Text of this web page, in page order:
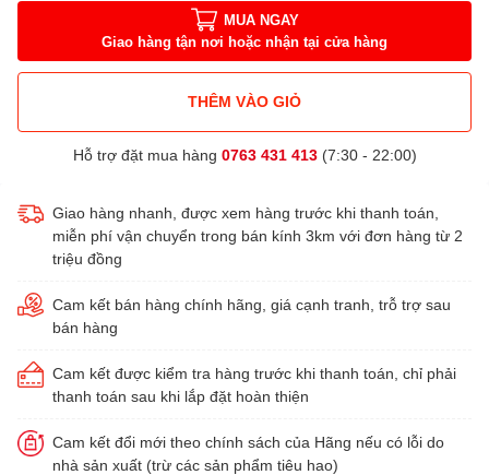
MUA NGAY
Giao hàng tận nơi hoặc nhận tại cửa hàng
THÊM VÀO GIỎ
Hỗ trợ đặt mua hàng 0763 431 413(7:30 - 22:00)
Giao hàng nhanh, được xem hàng trước khi thanh toán,
miễn phí vận chuyển trong bán kính 3km với đơn hàng từ 2
triệu đồng
Cam kết bán hàng chính hãng, giá cạnh tranh, trỗ trợ sau
bán hàng
Cam kết được kiểm tra hàng trước khi thanh toán, chỉ phải
thanh toán sau khi lắp đặt hoàn thiện
Cam kết đổi mới theo chính sách của Hãng nếu có lỗi do
nhà sản xuất (trừ các sản phẩm tiêu hao)